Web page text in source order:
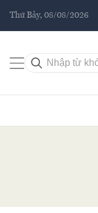
Thứ Bảy, 08/08/2026